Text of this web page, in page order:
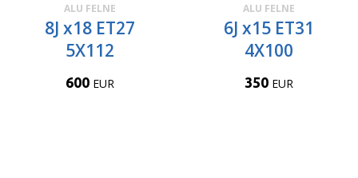
ALU FELNE
8J x18 ET27
5X112
600 EUR
ALU FELNE
6J x15 ET31
4X100
350 EUR